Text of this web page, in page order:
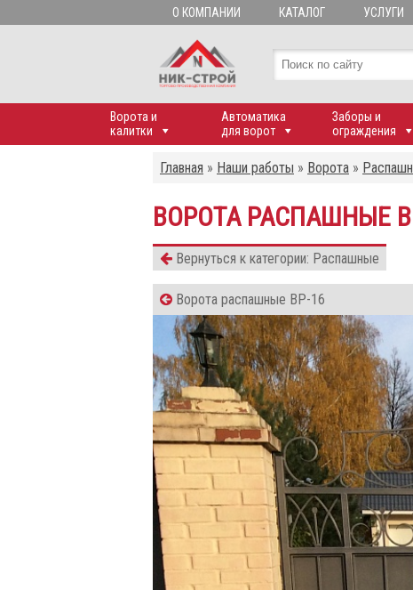
О КОМПАНИИ КАТАЛОГ УСЛУГИ
Ворота и
калитки
Автоматика
для ворот
Заборы и
ограждения
Главная » Наши работы » Ворота »
ВОРОТА РАСПАШНЫЕ
Вернуться к категории: Распашные
Ворота распашные ВР-16